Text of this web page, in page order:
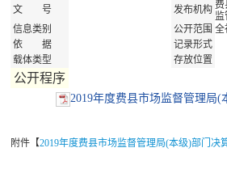
文 号 发布机构
信息类别
公开范围全
依 据
记录形式
载体类型
存放位置
公开程序
2019年度费县市场监督管理局(
附件【2019年度费县市场监督管理局(本级)部门决